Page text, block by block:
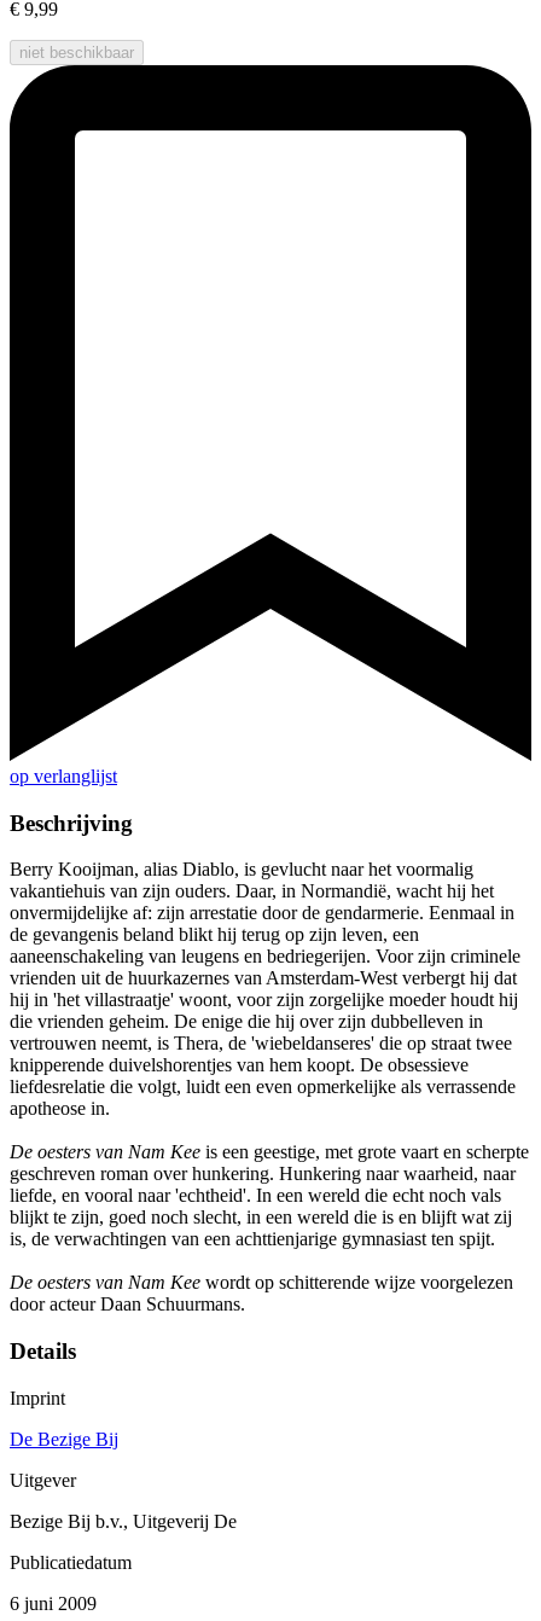
€ 9,99
niet beschikbaar
op verlanglijst
Beschrijving
Berry Kooijman, alias Diablo, is gevlucht naar het voormalig
vakantiehuis van zijn ouders. Daar, in Normandië, wacht hij het
onvermijdelijke af: zijn arrestatie door de gendarmerie. Eenmaal in
de gevangenis beland blikt hij terug op zijn leven, een
aaneenschakeling van leugens en bedriegerijen. Voor zijn criminele
vrienden uit de huurkazernes van Amsterdam-West verbergt hij dat
hij in 'het villastraatje' woont, voor zijn zorgelijke moeder houdt hij
die vrienden geheim. De enige die hij over zijn dubbelleven in
vertrouwen neemt, is Thera, de 'wiebeldanseres' die op straat twee
knipperende duivelshorentjes van hem koopt. De obsessieve
liefdesrelatie die volgt, luidt een even opmerkelijke als verrassende
apotheose in.
De oesters van Nam Kee is een geestige, met grote vaart en scherpte
geschreven roman over hunkering. Hunkering naar waarheid, naar
liefde, en vooral naar 'echtheid'. In een wereld die echt noch vals
blijkt te zijn, goed noch slecht, in een wereld die is en blijft wat zij
is, de verwachtingen van een achttienjarige gymnasiast ten spijt.
De oesters van Nam Kee wordt op schitterende wijze voorgelezen
door acteur Daan Schuurmans.
Details
Imprint
De Bezige Bij
Uitgever
Bezige Bij b.v., Uitgeverij De
Publicatiedatum
6 juni 2009